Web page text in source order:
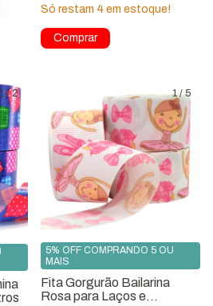
Só restam 4 em estoque!
Comprar
1/2 1/5
Fita Gorgurão Bailarina
Rosa para Laços e
5% OFF COMPRANDO 5 OU
MAIS